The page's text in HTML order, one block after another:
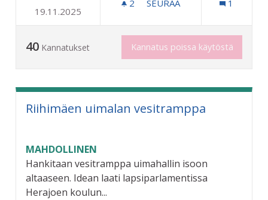
19.11.2025
2 2 SEURAAJAA
SEURAA 1
40 Kannatukset Kannatus poissa käytöstä
Riihimäen uimalan vesitramppa
MAHDOLLINEN
Hankitaan vesitramppa uimahallin isoon
altaaseen. Idean laati lapsiparlamentissa
Herajoen koulun...